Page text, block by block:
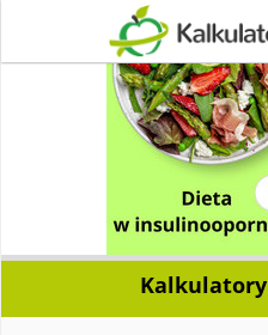
Kalkulatory